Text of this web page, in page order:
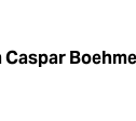
Caspar